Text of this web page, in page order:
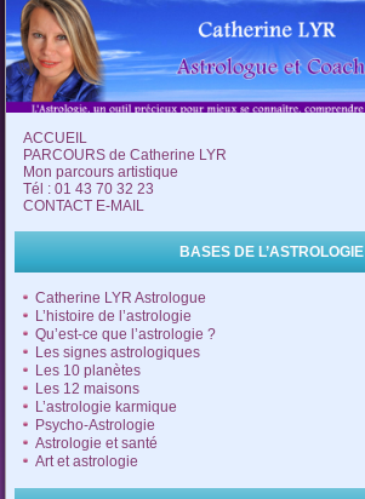
ACCUEIL
PARCOURS de Catherine LYR
Mon parcours artistique
Tél : 01 43 70 32 23
CONTACT E-MAIL
BASES DE L’ASTROLOGIE
Catherine LYR Astrologue
L’histoire de l’astrologie
Qu’est-ce que l’astrologie ?
Les signes astrologiques
Les 10 planètes
Les 12 maisons
L’astrologie karmique
Psycho-Astrologie
Astrologie et santé
Art et astrologie